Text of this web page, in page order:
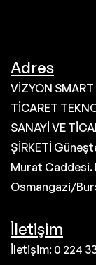
Adres
VİZYON
TİCARET
SANAYİ VE
ŞİRKETİ
Murat Caddesi.
Osmangazi/
İletişim
İletişim: 0 224